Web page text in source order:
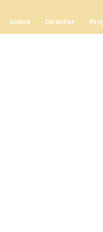
Sobre Director